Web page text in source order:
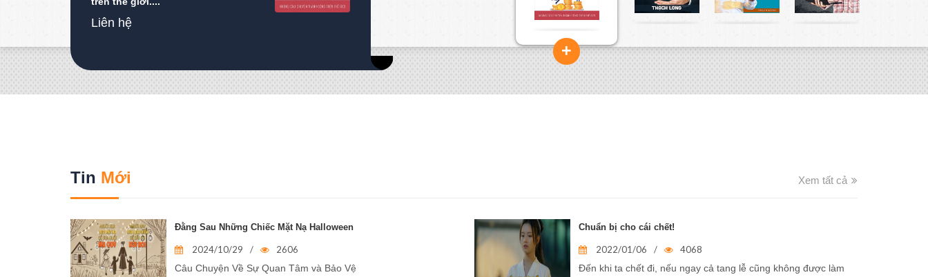
Liên hệ
+
Tin Mới Xem tất cả
Đằng Sau Những Chiếc Mặt Nạ Halloween
2024/10/29 /
2606
Câu Chuyện Về Sự Quan Tâm và Bảo Vệ
Chuẩn bị cho cái chết!
2022/01/06 /
4068
Đến khi ta chết đi, nếu ngay cả tang lễ cũng không được làm